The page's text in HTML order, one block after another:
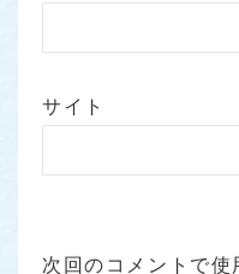
サイト
次回のコメントで使